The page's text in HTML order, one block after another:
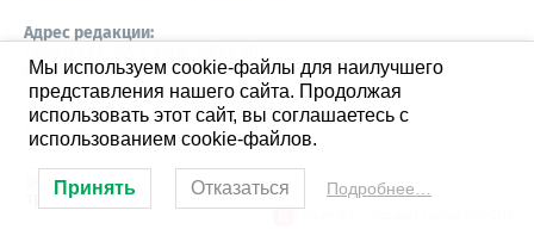
Адрес редакции:
630087,
Новосибирск
8-960-779-12-96,
S.Voronkova@precedent.tv
Мы используем cookie-файлы для наилучшего
представления нашего сайта. Продолжая
использовать этот сайт, вы соглашаетесь с
использованием cookie-файлов.
Принять Отказаться Подробнее…